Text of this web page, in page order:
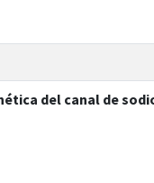
del canal de